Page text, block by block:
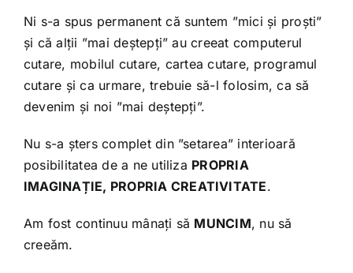
Ni s-a spus permanent că suntem ”mici și proști”
și că alții ”mai deștepți” au creeat computerul
cutare, mobilul cutare, cartea cutare, programul
cutare și ca urmare, trebuie să-l folosim, ca să
devenim și noi ”mai deștepți”.
Nu s-a șters complet din ”setarea” interioară
posibilitatea de a ne utiliza PROPRIA
IMAGINAȚIE, PROPRIA CREATIVITATE.
Am fost continuu mânați să MUNCIM, nu să
creeăm.